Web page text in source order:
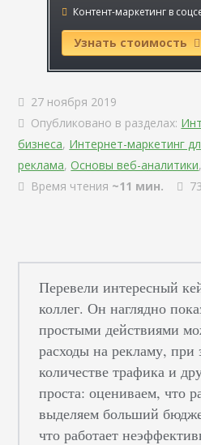
Контент-маркетинг в
Узнать стоимость
27 ноября 2019
Опубликовано в разделах:
бизнеса, Интернет-маркетинг
реклама,Основы веб-аналитики,
Время чтения ~11 мин.
Перевели интересный
коллег. Он наглядно
простыми действиями
расходы на рекламу, при
количестве трафика и
проста: оцениваем, что
выделяем больший
что работает